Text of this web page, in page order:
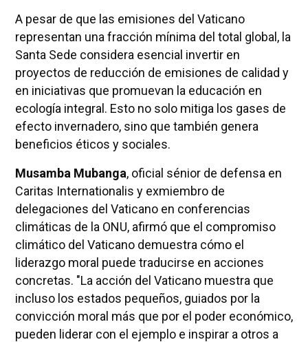
A pesar de que las emisiones del Vaticano
representan una fracción mínima del total global, la
Santa Sede considera esencial invertir en
proyectos de reducción de emisiones de calidad y
en iniciativas que promuevan la educación en
ecología integral. Esto no solo mitiga los gases de
efecto invernadero, sino que también genera
beneficios éticos y sociales.
Musamba Mubanga, oficial sénior de defensa en
Caritas Internationalis y exmiembro de
delegaciones del Vaticano en conferencias
climáticas de la ONU, afirmó que el compromiso
climático del Vaticano demuestra cómo el
liderazgo moral puede traducirse en acciones
concretas. "La acción del Vaticano muestra que
incluso los estados pequeños, guiados por la
convicción moral más que por el poder económico,
pueden liderar con el ejemplo e inspirar a otros a